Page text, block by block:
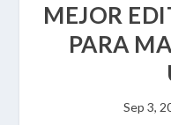
MEJOR
PARA
Sep 3,